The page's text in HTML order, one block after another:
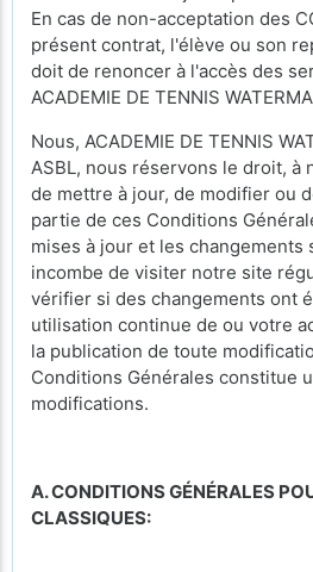
En cas de non-acceptation des
présent contrat, l'élève ou son
doit de renoncer à l'accès des
ACADEMIE DE TENNIS
Nous, ACADEMIE DE TENNIS
ASBL, nous réservons le droit, à
de mettre à jour, de modifier ou
partie de ces Conditions
mises à jour et les changements
incombe de visiter notre site
vérifier si des changements ont
utilisation continue de ou votre
la publication de toute
Conditions Générales constitue
modifications.
A. CONDITIONS GÉNÉRALES
CLASSIQUES: